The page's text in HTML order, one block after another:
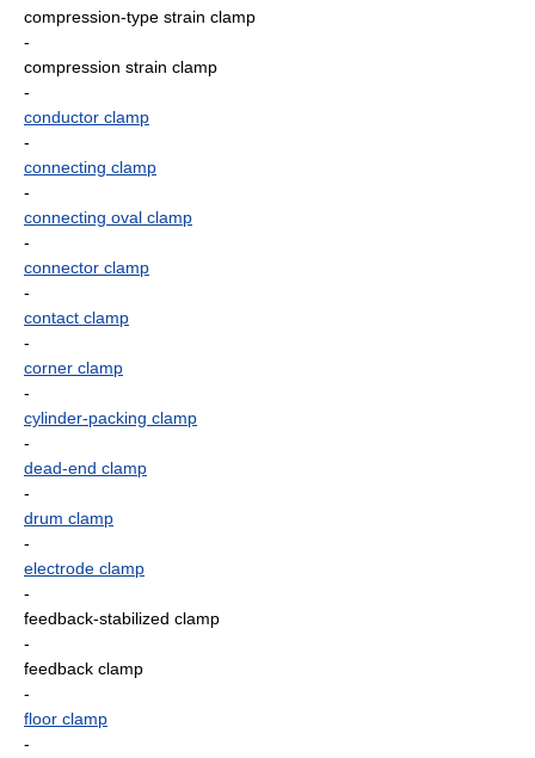
compression-type strain clamp
-
compression strain clamp
-
conductor clamp
-
connecting clamp
-
connecting oval clamp
-
connector clamp
-
contact clamp
-
corner clamp
-
cylinder-packing clamp
-
dead-end clamp
-
drum clamp
-
electrode clamp
-
feedback-stabilized clamp
-
feedback clamp
-
floor clamp
-